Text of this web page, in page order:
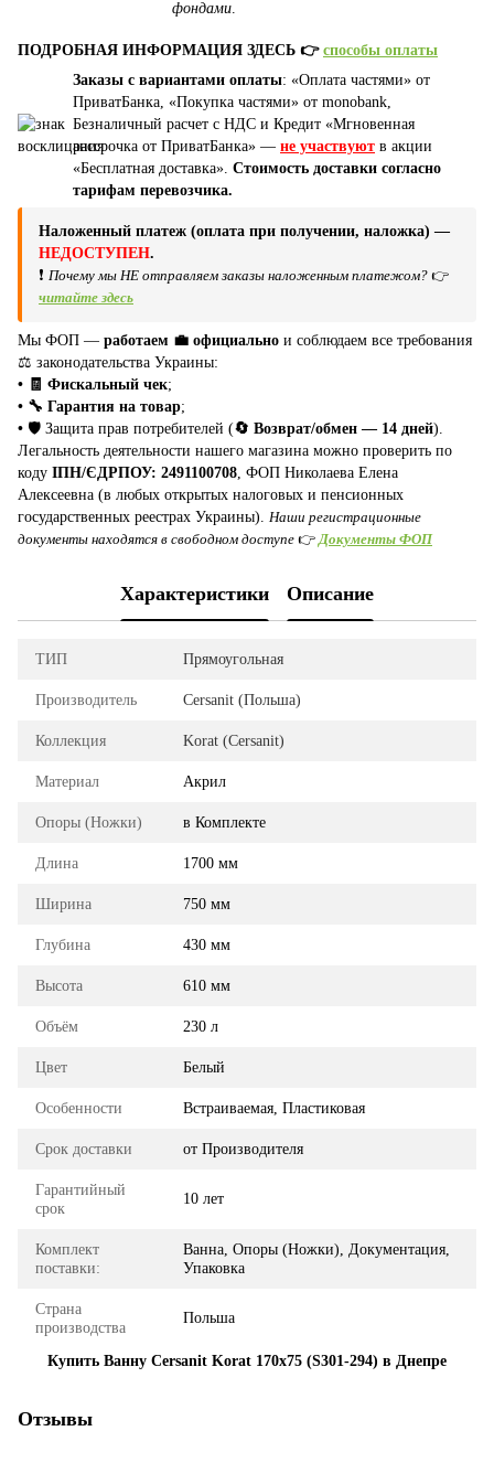
фондами
ПОДРОБНАЯ ИНФОРМАЦИЯ ЗДЕСЬ 👉 способы оплаты
Заказы с вариантами оплаты: «Оплата частями» от
ПриватБанка, «Покупка частями» от monobank,
Безналичный расчет с НДС и Кредит «Мгновенная
рассрочка от ПриватБанка» — не участвуют в акции
«Бесплатная доставка». Стоимость доставки согласно
тарифам перевозчика.
Наложенный платеж (оплата при получении, наложка) —
НЕДОСТУПЕН.
❗ Почему мы НЕ отправляем заказы наложенным платежом? 👉
читайте здесь
Мы ФОП — работаем 💼 официально и соблюдаем все требования
⚖️ законодательства Украины:
• 🧾 Фискальный чек;
• 🔧 Гарантия на товар;
• 🛡️ Защита прав потребителей (🔄 Возврат/обмен — 14 дней).
Легальность деятельности нашего магазина можно проверить по
коду ІПН/ЄДРПОУ: 2491100708 , ФОП Николаева Елена
Алексеевна (в любых открытых налоговых и пенсионных
государственных реестрах Украины). Наши регистрационные
документы находятся в свободном доступе 👉 Документы ФОП
Характеристики Описание
ТИП Прямоугольная
Производитель Cersanit (Польша)
Коллекция Korat (Cersanit)
Материал Акрил
Опоры (Ножки) в Комплекте
Длина 1700 мм
Ширина 750 мм
Глубина 430 мм
Высота 610 мм
Объём 230 л
Цвет Белый
Особенности Встраиваемая, Пластиковая
Срок доставки от Производителя
Гарантийный
срок
10 лет
Комплект
поставки:
Ванна, Опоры (Ножки), Документация,
Упаковка
Страна
производства
Польша
Купить Ванну Cersanit Korat 170x75 (S301-294) в Днепре
Отзывы